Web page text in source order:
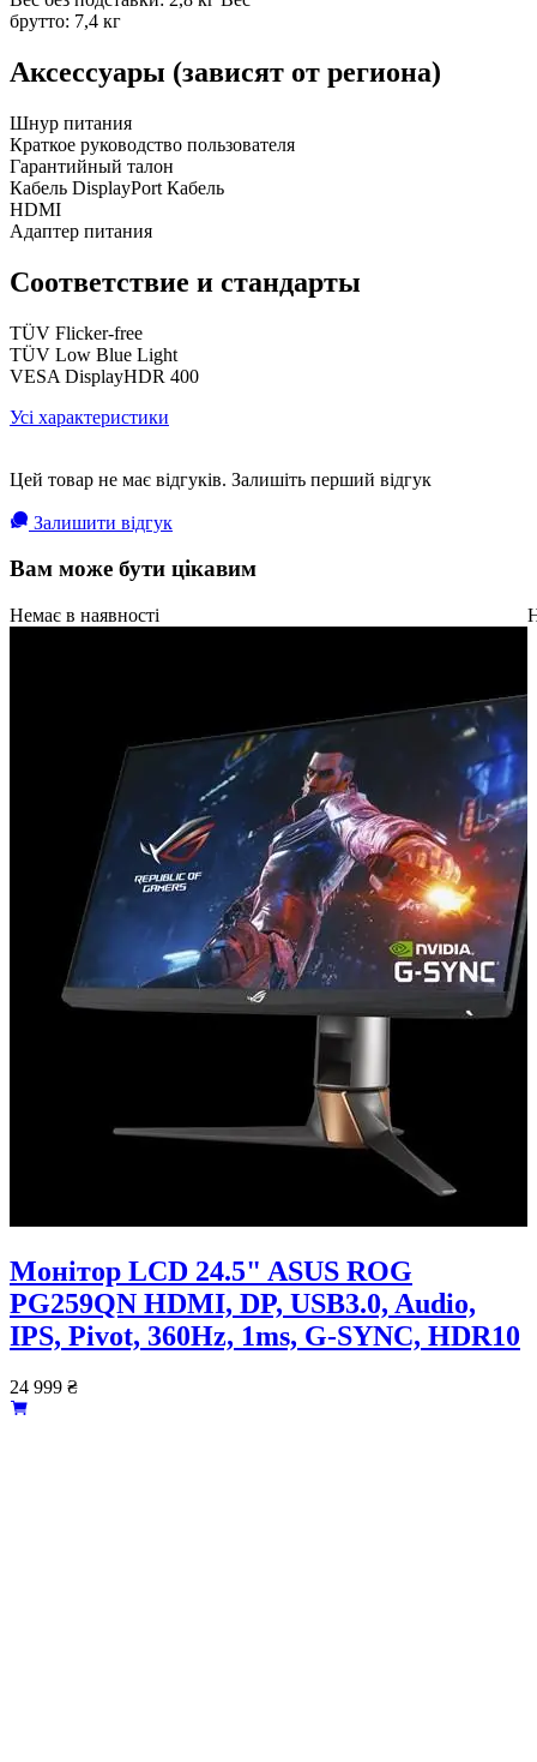
брутто: 7,4 кг
Аксессуары (зависят от региона)
Шнур питания
Краткое руководство пользователя
Гарантийный талон
Кабель DisplayPort Кабель
HDMI
Адаптер питания
Соответствие и стандарты
TÜV Flicker-free
TÜV Low Blue Light
VESA DisplayHDR 400
Усі характеристики
Цей товар не має відгуків. Залишіть перший відгук
Залишити відгук
Вам може бути цікавим
Немає в наявності
Монiтор LCD 24.5" ASUS ROG
PG259QN HDMI, DP, USB3.0, Audio,
IPS, Pivot, 360Hz, 1ms, G-SYNC, HDR10
24 999 ₴